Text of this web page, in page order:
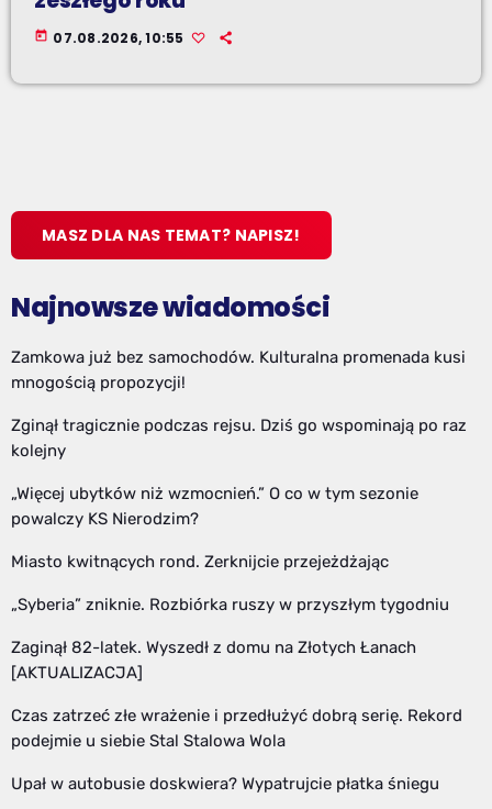
today 07.08.2026, 10:55
MASZ DLA NAS TEMAT? NAPISZ!
Najnowsze wiadomości
Zamkowa już bez samochodów. Kulturalna promenada kusi
mnogością propozycji!
Zginął tragicznie podczas rejsu. Dziś go wspominają po raz
kolejny
„Więcej ubytków niż wzmocnień.” O co w tym sezonie
powalczy KS Nierodzim?
Miasto kwitnących rond. Zerknijcie przejeżdżając
„Syberia” zniknie. Rozbiórka ruszy w przyszłym tygodniu
Zaginął 82-latek. Wyszedł z domu na Złotych Łanach
[AKTUALIZACJA]
Czas zatrzeć złe wrażenie i przedłużyć dobrą serię. Rekord
podejmie u siebie Stal Stalowa Wola
Upał w autobusie doskwiera? Wypatrujcie płatka śniegu